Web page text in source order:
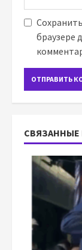
браузере